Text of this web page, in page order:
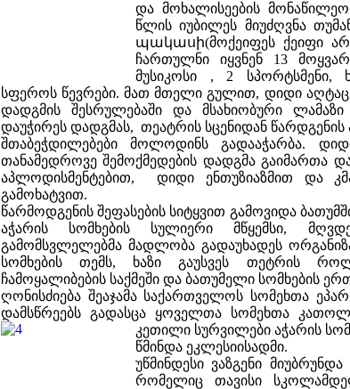
და მოხალისეების
წლის იუბილეს მიუძღვნა
պակասի(მოქეიფეს ქეიფი
ჩართულნი იყვნენ 13
მუსიკოსი , 2 სპორტსმენი,
სფეროს წევრები. მათ მთელი გულით, დიდი
დადგმის შესრულებაში და მსახიობური
დაუჭირეს დადგმას, თეატრის სცენიდან წარდგენის
შთაბეჭდილებები მოლოდინს გადააჭარბა.
თანამედროვე შემოქმედების დადგმა გაიმართა
აპლოდისმენტებით, დიდი ენთუზიაზმით და
გამოხატვით.
წარმოდგენის შეფასების სიტყვით გამოვიდა
აჭარის სომხების სულიერი მწყემსი,
გამომსვლელებმა მადლობა გადაუხადეს
სომხების თემს, ხაზი გაუსვეს თეტრის
ჩამოყალიბების საქმეში და ბათუმელი სომხების
ღონისძიება შეაჯამა საქართველოს სომეხთა
დამსწრეებს გადასცა ყოველთა სომეხთა
კეთილი სურვილები აჭარის
წმინდა ეკლესიისადმი.
უწმინდესი ვაზგენი
რომელიც თავისი